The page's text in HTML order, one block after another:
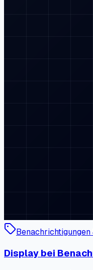
Benachrichtigungen
Display bei